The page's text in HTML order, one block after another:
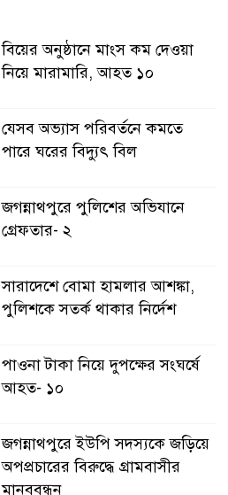
বিয়ের অনুষ্ঠানে মাংস কম দেওয়া
নিয়ে মারামারি, আহত ১০
যেসব অভ্যাস পরিবর্তনে কমতে
পারে ঘরের বিদ্যুৎ বিল
জগন্নাথপুরে পুলিশের অভিযানে
গ্রেফতার- ২
সারাদেশে বোমা হামলার আশঙ্কা,
পুলিশকে সতর্ক থাকার নির্দেশ
পাওনা টাকা নিয়ে দুপক্ষের সংঘর্ষে
আহত- ১০
জগন্নাথপুরে ইউপি সদস্যকে জড়িয়ে
অপপ্রচারের বিরুদ্ধে গ্রামবাসীর
মানববন্ধন